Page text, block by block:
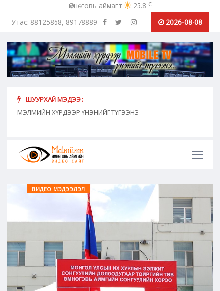
Өмнөговь аймагт 25.8 c
Утас: 88125868, 89178889
2026-08-08
ШУУРХАЙ МЭДЭЭ :
МЭЛМИЙН ХҮРДЭЭР ҮНЭНИЙГ ТҮГЭЭНЭ
ВИДЕО МЭДЭЭЛЭЛ